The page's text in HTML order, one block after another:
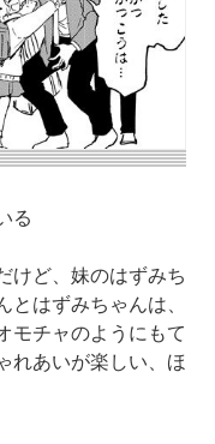
る
けど、妹のはずみち
とはずみちゃんは、
モチャのようにもて
あいが楽しい、ほ